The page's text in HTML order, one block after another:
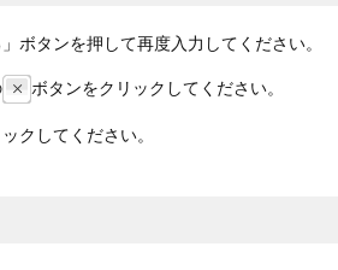
ボタンを押して再度入力してください。
ボタンをクリックしてください。
クしてください。